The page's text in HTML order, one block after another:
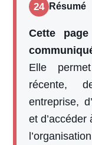
24 Résumé
Cette
Elle
récente,
entreprise,
et